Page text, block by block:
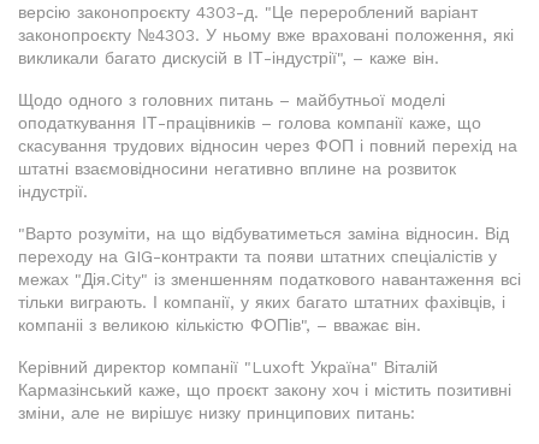
версію законопроєкту 4303-д. "Це перероблений варіант
законопроєкту №4303. У ньому вже враховані положення, які
викликали багато дискусій в ІТ-індустрії", – каже він.
Щодо одного з головних питань – майбутньої моделі
оподаткування ІТ-працівників – голова компанії каже, що
скасування трудових відносин через ФОП і повний перехід на
штатні взаємовідносини негативно вплине на розвиток
індустрії.
"Варто розуміти, на що відбуватиметься заміна відносин. Від
переходу на GIG-контракти та появи штатних спеціалістів у
межах "Дія.City" із зменшенням податкового навантаження всі
тільки виграють. І компанії, у яких багато штатних фахівців, і
компаніі з великою кількістю ФОПів", – вважає він.
Керівний директор компанії "Luxoft Україна" Віталій
Кармазінський каже, що проєкт закону хоч і містить позитивні
зміни, але не вирішує низку принципових питань: